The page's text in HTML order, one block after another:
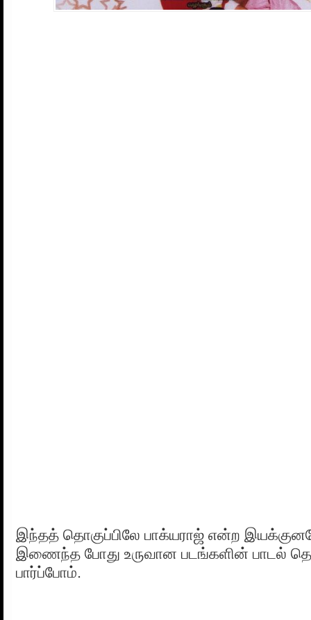
இந்தத் தொகுப்பிலே பாக்யராஜ் என்ற
இணைந்த போது உருவான படங்களின் பாடல்
பார்ப்போம்.